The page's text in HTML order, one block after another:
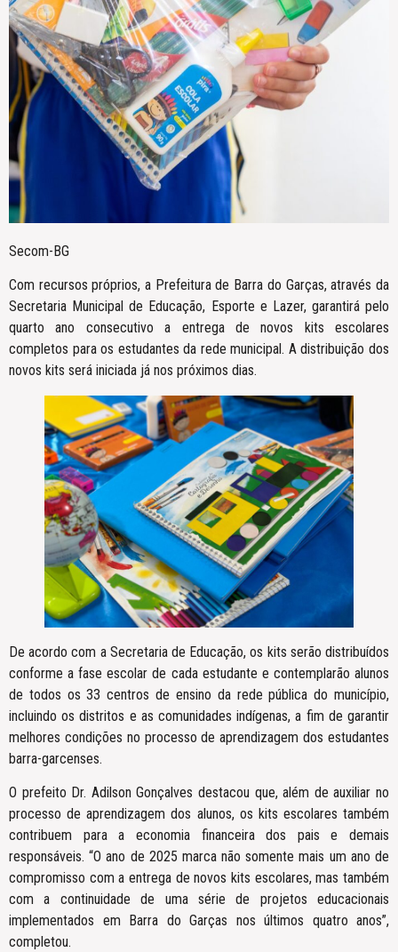
Secom-BG
Com recursos próprios, a Prefeitura de Barra do Garças, através da
Secretaria Municipal de Educação, Esporte e Lazer, garantirá pelo
quarto ano consecutivo a entrega de novos kits escolares
completos para os estudantes da rede municipal. A distribuição dos
novos kits será iniciada já nos próximos dias.
De acordo com a Secretaria de Educação, os kits serão distribuídos
conforme a fase escolar de cada estudante e contemplarão alunos
de todos os 33 centros de ensino da rede pública do município,
incluindo os distritos e as comunidades indígenas, a fim de garantir
melhores condições no processo de aprendizagem dos estudantes
barra-garcenses.
O prefeito Dr. Adilson Gonçalves destacou que, além de auxiliar no
processo de aprendizagem dos alunos, os kits escolares também
contribuem para a economia financeira dos pais e demais
responsáveis. “O ano de 2025 marca não somente mais um ano de
compromisso com a entrega de novos kits escolares, mas também
com a continuidade de uma série de projetos educacionais
implementados em Barra do Garças nos últimos quatro anos”,
completou.